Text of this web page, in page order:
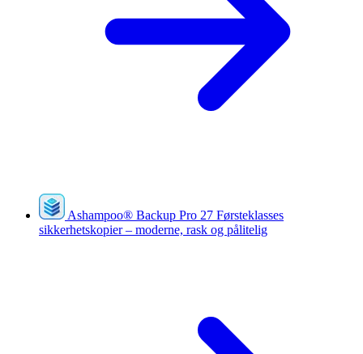
Ashampoo® Backup Pro 27 Førsteklasses
sikkerhetskopier – moderne, rask og pålitelig